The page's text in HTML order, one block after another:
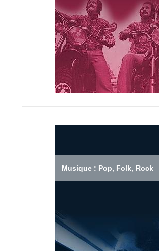
Musique : Pop, Folk, Rock